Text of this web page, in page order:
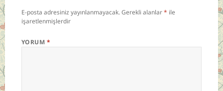
E-posta adresiniz yayınlanmayacak.Gerekli alanlar* ile
işaretlenmişlerdir
YORUM *